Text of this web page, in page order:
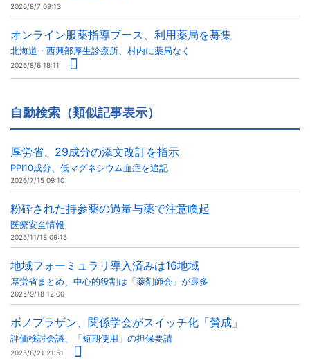
2026/8/7 09:13
オンライン服薬指導ブース、利用薬局を募集
北海道・西興部厚生診療所、村内に薬局なく
2026/8/6 18:11
自動検索（類似記事表示）
厚労省、29成分の添文改訂を指示
PPI10成分、低マグネシウム血症を追記
2026/7/15 09:10
粉砕された持参薬の過量与薬で注意喚起
医療安全情報
2025/11/18 09:15
地域フォーミュラリ導入済みは16地域
厚労省まとめ、中心的役割は「薬剤師会」が最多
2025/9/18 12:00
ボノプラザン、関係学会がスイッチ化「賛成」
評価検討会議、「短期使用」の担保要請
2025/8/21 21:51